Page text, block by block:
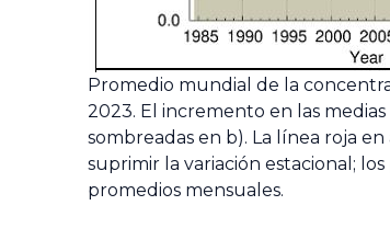
Promedio mundial de la
2023. El incremento en las
sombreadas en b). La línea roja
suprimir la variación estacional;
promedios mensuales.